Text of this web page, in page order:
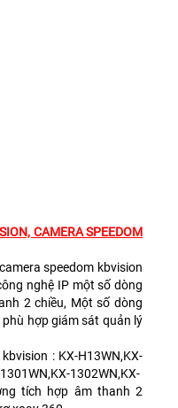
CAMERA SPEEDOM
speedom kbvision
nghệ IP một số dòng
2 chiều, Một số dòng
hợp giám sát quản lý
: KX-H13WN,KX-
1302WN,KX-
tích hợp âm thanh 2